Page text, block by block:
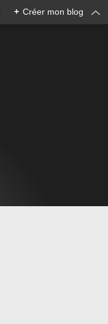
+ Créer mon blog